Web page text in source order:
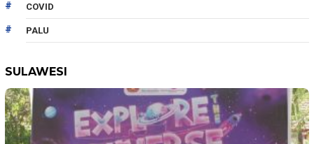
COVID
PALU
SULAWESI